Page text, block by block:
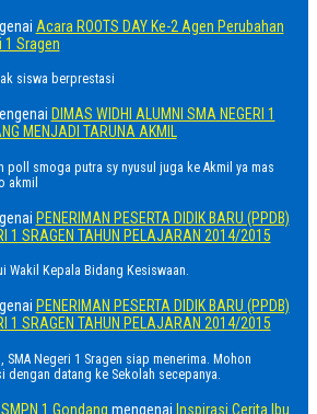
Acara ROOTS DAY Ke-2 Agen Perubahan
1 Sragen
siswa berprestasi
DIMAS WIDHI ALUMNI SMA NEGERI 1
MENJADI TARUNA AKMIL
poll smoga putra sy nyusul juga ke Akmil ya mas
akmil
PENERIMAN PESERTA DIDIK BARU (PPDB)
1 SRAGEN TAHUN PELAJARAN 2014/2015
Wakil Kepala Bidang Kesiswaan.
PENERIMAN PESERTA DIDIK BARU (PPDB)
1 SRAGEN TAHUN PELAJARAN 2014/2015
SMA Negeri 1 Sragen siap menerima. Mohon
dengan datang ke Sekolah secepanya.
1 Gondang mengenai Inspirasi Cerita Ibu